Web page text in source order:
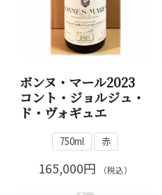
ボンヌ・マール2023
コント・ジョルジュ・
ド・ヴォギュエ
750ml 赤
165,000円 （税込）